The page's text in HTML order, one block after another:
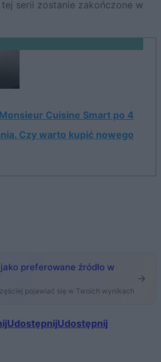
serii zostanie zakończone w
Cuisine Smart po 4
Czy warto kupić nowego
jako preferowane źródło w
pojawiać się w Twoich wynikach
UdostępnijUdostępnij